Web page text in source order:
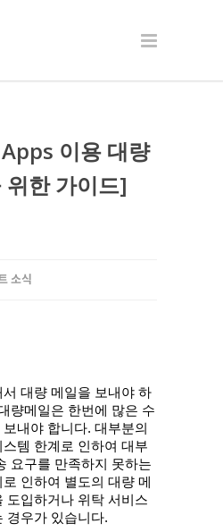
이용 대량
위한 가이드]
소식
대량 메일을 보내야 하
량메일은 한번에 많은 수
내야 합니다. 대부분의
템 한계로 인하여 대부
요구를 만족하지 못하는
인하여 별도의 대량 메
도입하거나 위탁 서비스
경우가 있습니다.